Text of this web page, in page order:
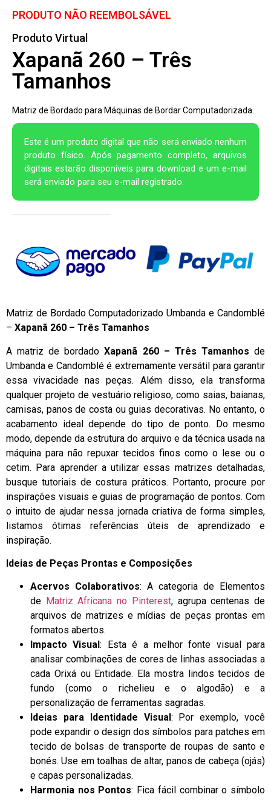
PRODUTO NÃO REEMBOLSÁVEL
Produto Virtual
Xapanã 260 – Três
Tamanhos
Matriz de Bordado para Máquinas de Bordar Computadorizada.
Este é um produto digital que não será enviado nenhum
produto físico. Após pagamento completo, arquivos
digitais estarão disponíveis para download e um e-mail
será enviado para seu e-mail registrado.
Matriz de Bordado Computadorizado Umbanda e Candomblé
– Xapanã 260 – Três Tamanhos
A matriz de bordadoXapanã 260 – Três Tamanhos de
Umbanda e Candomblé é extremamente versátil para garantir
essa vivacidade nas peças. Além disso, ela transforma
qualquer projeto de vestuário religioso, como saias, baianas,
camisas, panos de costa ou guias decorativas. No entanto, o
acabamento ideal depende do tipo de ponto. Do mesmo
modo, depende da estrutura do arquivo e da técnica usada na
máquina para não repuxar tecidos finos como o lese ou o
cetim. Para aprender a utilizar essas matrizes detalhadas,
busque tutoriais de costura práticos. Portanto, procure por
inspirações visuais e guias de programação de pontos. Com
o intuito de ajudar nessa jornada criativa de forma simples,
listamos ótimas referências úteis de aprendizado e
inspiração.
Ideias de Peças Prontas e Composições
Acervos Colaborativos: A categoria de Elementos
de Matriz Africana no Pinterest, agrupa centenas de
arquivos de matrizes e mídias de peças prontas em
formatos abertos.
Impacto Visual: Esta é a melhor fonte visual para
analisar combinações de cores de linhas associadas a
cada Orixá ou Entidade. Ela mostra lindos tecidos de
fundo (como o richelieu e o algodão) e a
personalização de ferramentas sagradas.
Ideias para Identidade Visual : Por exemplo, você
pode expandir o design dos símbolos para patches em
tecido de bolsas de transporte de roupas de santo e
bonés. Use em toalhas de altar, panos de cabeça (ojás)
e capas personalizadas.
Harmonia nos Pontos: Fica fácil combinar o símbolo